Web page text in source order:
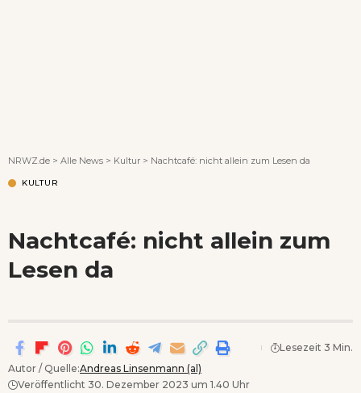
NRWZ.de > Alle News > Kultur > Nachtcafé: nicht allein zum Lesen da
KULTUR
Nachtcafé: nicht allein zum
Lesen da
Autor / Quelle:Andreas Linsenmann (al)
Veröffentlicht 30. Dezember 2023 um 1.40 Uhr
Lesezeit 3 Min.